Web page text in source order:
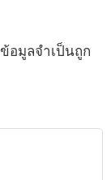
อมูลจำเป็นถูก